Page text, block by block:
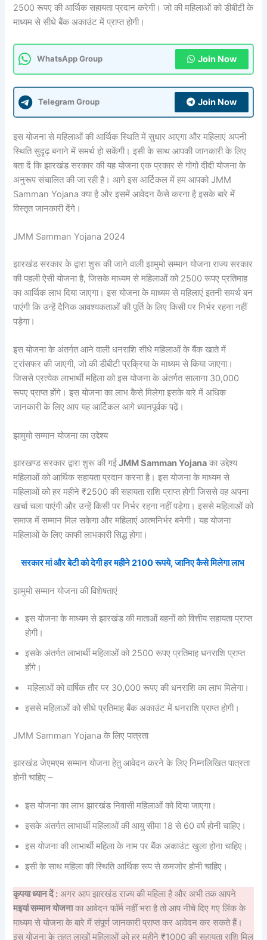
2500 रूपए की आर्थिक सहायता प्रदान करेगी। जो की महिलाओं को डीबीटी के
माध्यम से सीधे बैंक अकाउंट में प्राप्त होगी।
WhatsApp Group Join Now
Telegram Group Join Now
इस योजना से महिलाओं की आर्थिक स्थिति में सुधार आएगा और महिलाएं अपनी
स्थिति सुदृढ़ बनाने में समर्थ हो सकेंगी। इसी के साथ आपकी जानकारी के लिए
बता दें कि झारखंड सरकार की यह योजना एक प्रकार से गोगो दीदी योजना के
अनुरूप संचालित की जा रही है। आगे इस आर्टिकल में हम आपको JMM
Samman Yojana क्या है और इसमें आवेदन कैसे करना है इसके बारे में
विस्तृत जानकारी देंगे।
JMM Samman Yojana 2024
झारखंड सरकार के द्वारा शुरू की जाने वाली झामुमो सम्मान योजना राज्य सरकार
की पहली ऐसी योजना है, जिसके माध्यम से महिलाओं को 2500 रूपए प्रतिमाह
का आर्थिक लाभ दिया जाएगा। इस योजना के माध्यम से महिलाएं इतनी समर्थ बन
पाएंगी कि उन्हें दैनिक आवश्यकताओं की पूर्ति के लिए किसी पर निर्भर रहना नहीं
पड़ेगा।
इस योजना के अंतर्गत आने वाली धनराशि सीधे महिलाओं के बैंक खाते में
ट्रांसफर की जाएगी, जो की डीबीटी प्रक्रिया के माध्यम से किया जाएगा।
जिससे प्रत्येक लाभार्थी महिला को इस योजना के अंतर्गत सालाना 30,000
रूपए प्राप्त होंगे। इस योजना का लाभ कैसे मिलेगा इसके बारे में अधिक
जानकारी के लिए आप यह आर्टिकल आगे ध्यानपूर्वक पढ़ें।
झामुमो सम्मान योजना का उद्देश्य
झारखण्ड सरकार द्वारा शुरू की गईJMM Samman Yojana का उद्देश्य
महिलाओं को आर्थिक सहायता प्रदान करना है। इस योजना के माध्यम से
महिलाओं को हर महीने ₹2500 की सहायता राशि प्राप्त होगी जिससे वह अपना
खर्चा चला पाएंगी और उन्हें किसी पर निर्भर रहना नहीं पड़ेगा। इससे महिलाओं को
समाज में सम्मान मिल सकेगा और महिलाएं आत्मनिर्भर बनेगी। यह योजना
महिलाओं के लिए काफी लाभकारी सिद्ध होगा।
सरकार मां और बेटी को देगी हर महीने 2100 रूपये, जानिए कैसे मिलेगा लाभ
झामुमो सम्मान योजना की विशेषताएं
इस योजना के माध्यम से झारखंड की माताओं बहनों को वित्तीय सहायता प्राप्त
होगी।
इसके अंतर्गत लाभार्थी महिलाओं को 2500 रूपए प्रतिमाह धनराशि प्राप्त
होंगे।
महिलाओं को वार्षिक तौर पर 30,000 रूपए की धनराशि का लाभ मिलेगा।
इससे महिलाओं को सीधे प्रतिमाह बैंक अकाउंट में धनराशि प्राप्त होगी।
JMM Samman Yojana के लिए पात्रता
झारखंड जेएमएम सम्मान योजना हेतु आवेदन करने के लिए निम्नलिखित पात्रता
होनी चाहिए –
इस योजना का लाभ झारखंड निवासी महिलाओं को दिया जाएगा।
इसके अंतर्गत लाभार्थी महिलाओं की आयु सीमा 18 से 60 वर्ष होनी चाहिए।
इस योजना की लाभार्थी महिला के नाम पर बैंक अकाउंट खुला होना चाहिए।
इसी के साथ महिला की स्थिति आर्थिक रूप से कमजोर होनी चाहिए।
कृपया ध्यान दें : अगर आप झारखंड राज्य की महिला है और अभी तक आपने
मइयां सम्मान योजनाका आवेदन फॉर्म नहीं भरा है तो आप नीचे दिए गए लिंक के
माध्यम से योजना के बारे में संपूर्ण जानकारी प्राप्त कर आवेदन कर सकते हैं।
इस योजना के तहत लाखों महिलाओं को हर महीने ₹1000 की सहायता राशि मिल